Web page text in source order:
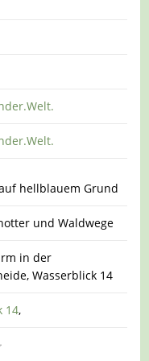
hellblauem Grund
und Waldwege
in der
Wasserblick 14
14,